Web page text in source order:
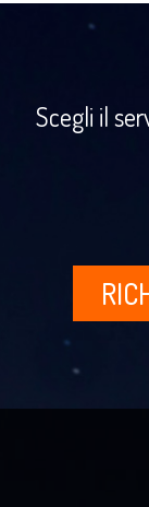
Scegli il